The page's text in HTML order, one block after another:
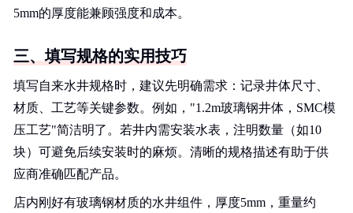
5mm的厚度能兼顾强度和成本。
三、填写规格的实用技巧
填写自来水井规格时，建议先明确需求：记录井体尺寸、
材质、工艺等关键参数。例如，"1.2m玻璃钢井体，SMC模
压工艺"简洁明了。若井内需安装水表，注明数量（如10
块）可避免后续安装时的麻烦。清晰的规格描述有助于供
应商准确匹配产品。
店内刚好有玻璃钢材质的水井组件，厚度5mm，重量约